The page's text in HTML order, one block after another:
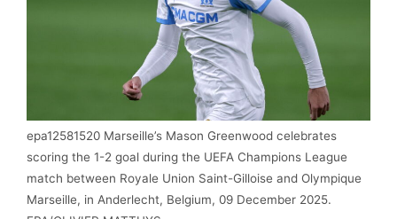
epa12581520 Marseille’s Mason Greenwood celebrates
scoring the 1-2 goal during the UEFA Champions League
match between Royale Union Saint-Gilloise and Olympique
Marseille, in Anderlecht, Belgium, 09 December 2025.